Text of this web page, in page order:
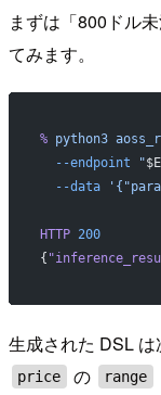
まずは「800ドル
てみます。
% python3
  --endpoint
"
  --data
HTTP 200
{
生成された DSL
price の range